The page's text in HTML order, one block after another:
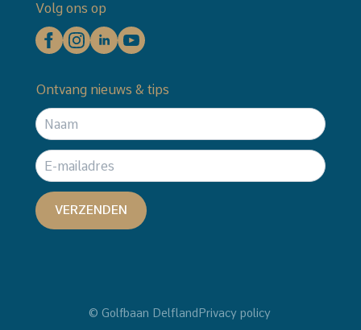
Volg ons op
Ontvang nieuws & tips
VERZENDEN
© Golfbaan Delfland Privacy policy